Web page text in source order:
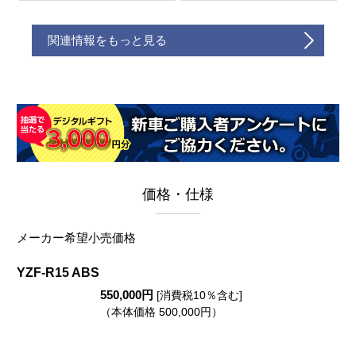
関連情報をもっと見る
価格・仕様
メーカー希望小売価格
YZF-R15 ABS
550,000円 [消費税10％含む]
（本体価格 500,000円）